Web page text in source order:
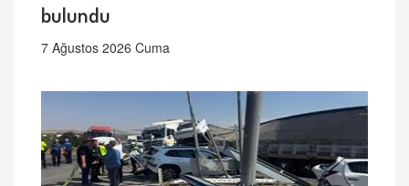
bulundu
7 Ağustos 2026 Cuma